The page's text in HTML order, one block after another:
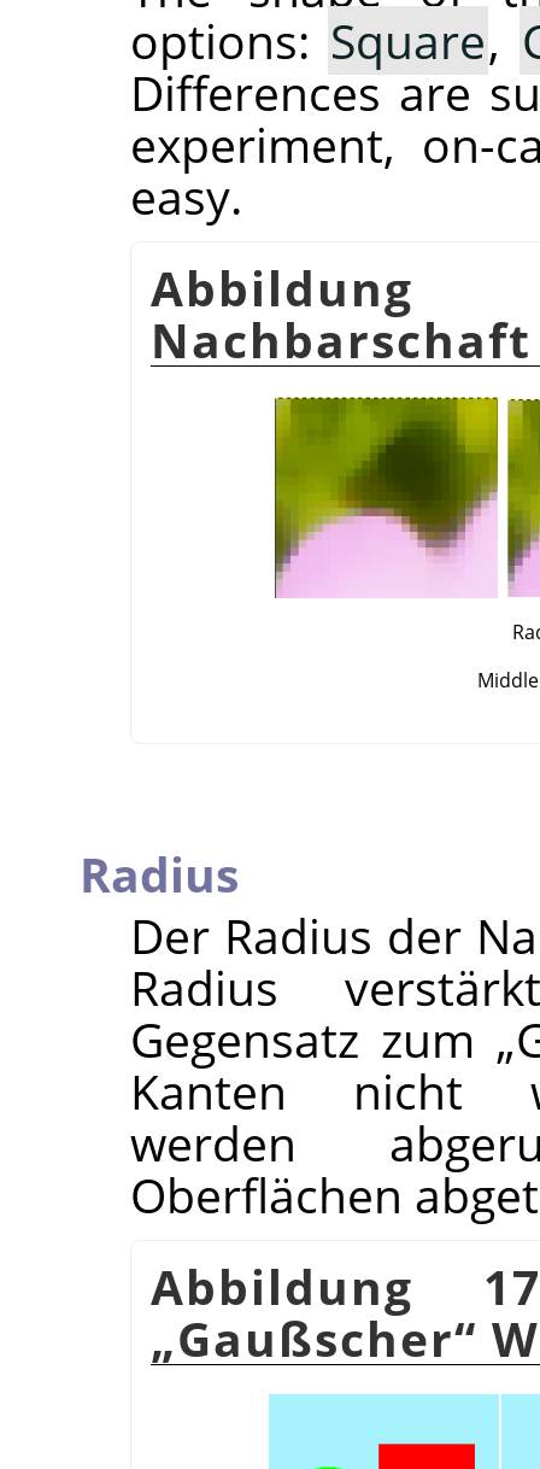
options: Square,
Differences are
experiment, on-
easy.
Nachbarschaft
Radius
Der Radius der
Radius
Gegensatz zum „
Kanten nicht
werden
Oberflächen
Abbildung
„Gaußscher“